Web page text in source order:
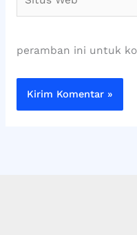
Web
peramban ini untuk